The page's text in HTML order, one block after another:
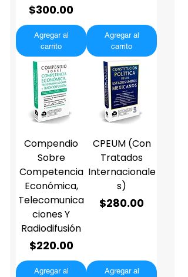
Precio
$300.00
Agregar al
carrito
Agregar al
carrito
Compendio
Sobre
Competencia
Económica,
Telecomunica
ciones Y
Radiodifusión
Precio
$220.00
Agregar al
CPEUM (Con
Tratados
Internacionale
s)
Precio
$280.00
Agregar al